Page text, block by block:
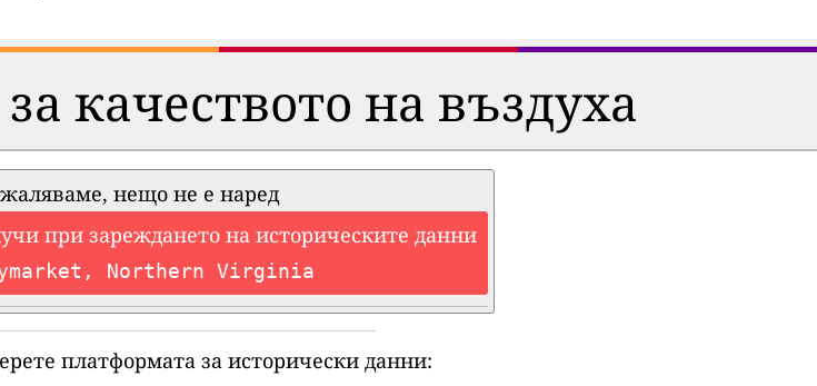
качеството на въздуха
нещо не е наред
при зареждането на историческите данни
Northern Virginia
платформата за исторически данни: